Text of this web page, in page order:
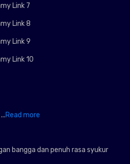
Link 7
Link 8
Link 9
Link 10
Read more
bangga dan penuh rasa syukur